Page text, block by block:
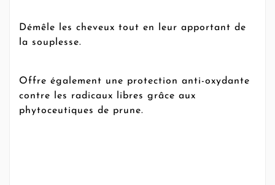
Démêle les cheveux tout en leur apportant de
la souplesse.
Offre également une protection anti-oxydante
contre les radicaux libres grâce aux
phytoceutiques de prune.